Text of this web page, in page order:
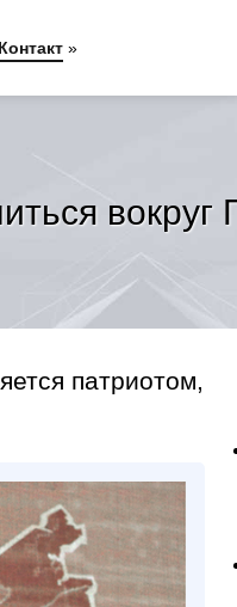
вокруг
патриотом,
Контакт »